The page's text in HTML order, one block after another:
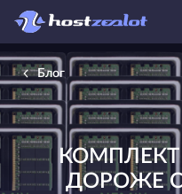
Блог
КОМПЛЕКТ
ДОРОЖЕ